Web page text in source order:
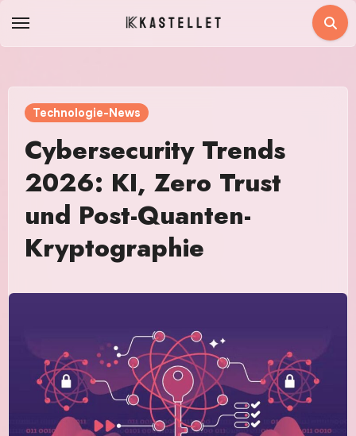
Inhalt
Technologie-News
Cybersecurity Trends
2026: KI, Zero Trust
und Post-Quanten-
Kryptographie